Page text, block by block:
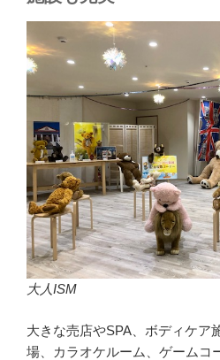
大人ISM
大きな売店やSPA、ボディケア
場、カラオケルーム、ゲームコ